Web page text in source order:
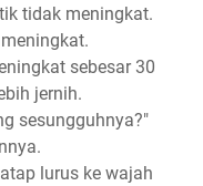
tidak meningkat.
sebesar 30
jernih.
sesungguhnya?"
lurus ke wajah